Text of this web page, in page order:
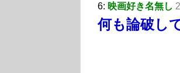
6: 映画好き名無し
何も論破し